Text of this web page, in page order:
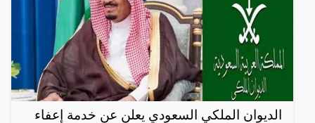
الديوان الملكي السعودي يعلن عن خدمة إعفاء